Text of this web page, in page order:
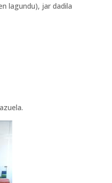
lagundu), jar dadila